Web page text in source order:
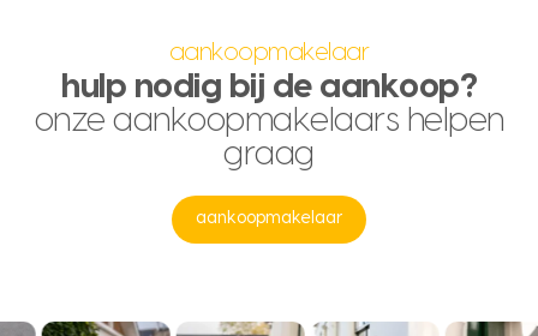
aankoopmakelaar
hulp nodig bij de aankoop?
onze aankoopmakelaars helpen
graag
aankoopmakelaar